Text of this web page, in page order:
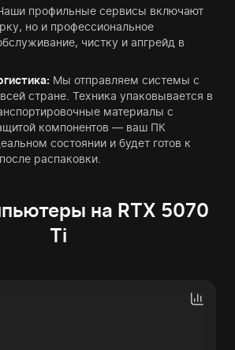
профильные сервисы включают
но и профессиональное
чистку и апгрейд в
Мы отправляем системы с
стране. Техника упаковывается в
материалы с
компонентов — ваш ПК
состоянии и будет готов к
распаковки.
на RTX 5070
Ti